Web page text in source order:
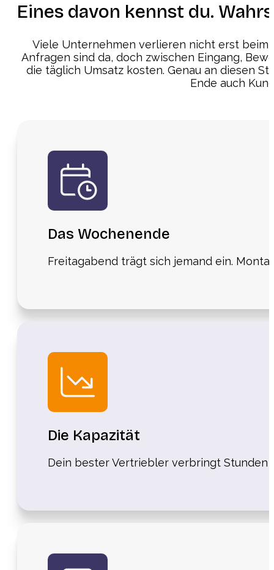
Eines davon kennst du.
Viele Unternehmen verlieren nicht erst beim
Anfragen sind da, doch zwischen Eingang,
die täglich Umsatz kosten. Genau an diesen
Ende auch
Das Wochenende
Freitagabend trägt sich jemand ein.
Die Kapazität
Dein bester Vertriebler verbringt Stunden